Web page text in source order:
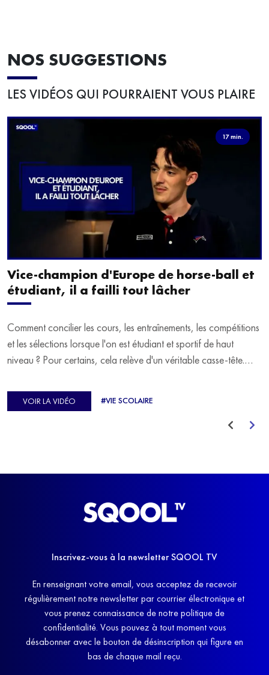
NOS SUGGESTIONS
LES VIDÉOS QUI POURRAIENT VOUS PLAIRE
17 min.
Vice-champion d'Europe de horse-ball et
étudiant, il a failli tout lâcher
Comment concilier les cours, les entraînements, les compétitions
et les sélections lorsque l'on est étudiant et sportif de haut
niveau ? Pour certains, cela relève d'un véritable casse-tête.
d'Europe de Horse-ball, qui a failli abandonner ses études
avant de trouver un nouvel équilibre.
VOIR LA VIDÉO #VIE SCOLAIRE
Inscrivez-vous à la newsletter SQOOL TV
En renseignant votre email, vous acceptez de recevoir
régulièrement notre newsletter par courrier électronique et
vous prenez connaissance de notre politique de
confidentialité. Vous pouvez à tout moment vous
désabonner avec le bouton de désinscription qui figure en
bas de chaque mail reçu.